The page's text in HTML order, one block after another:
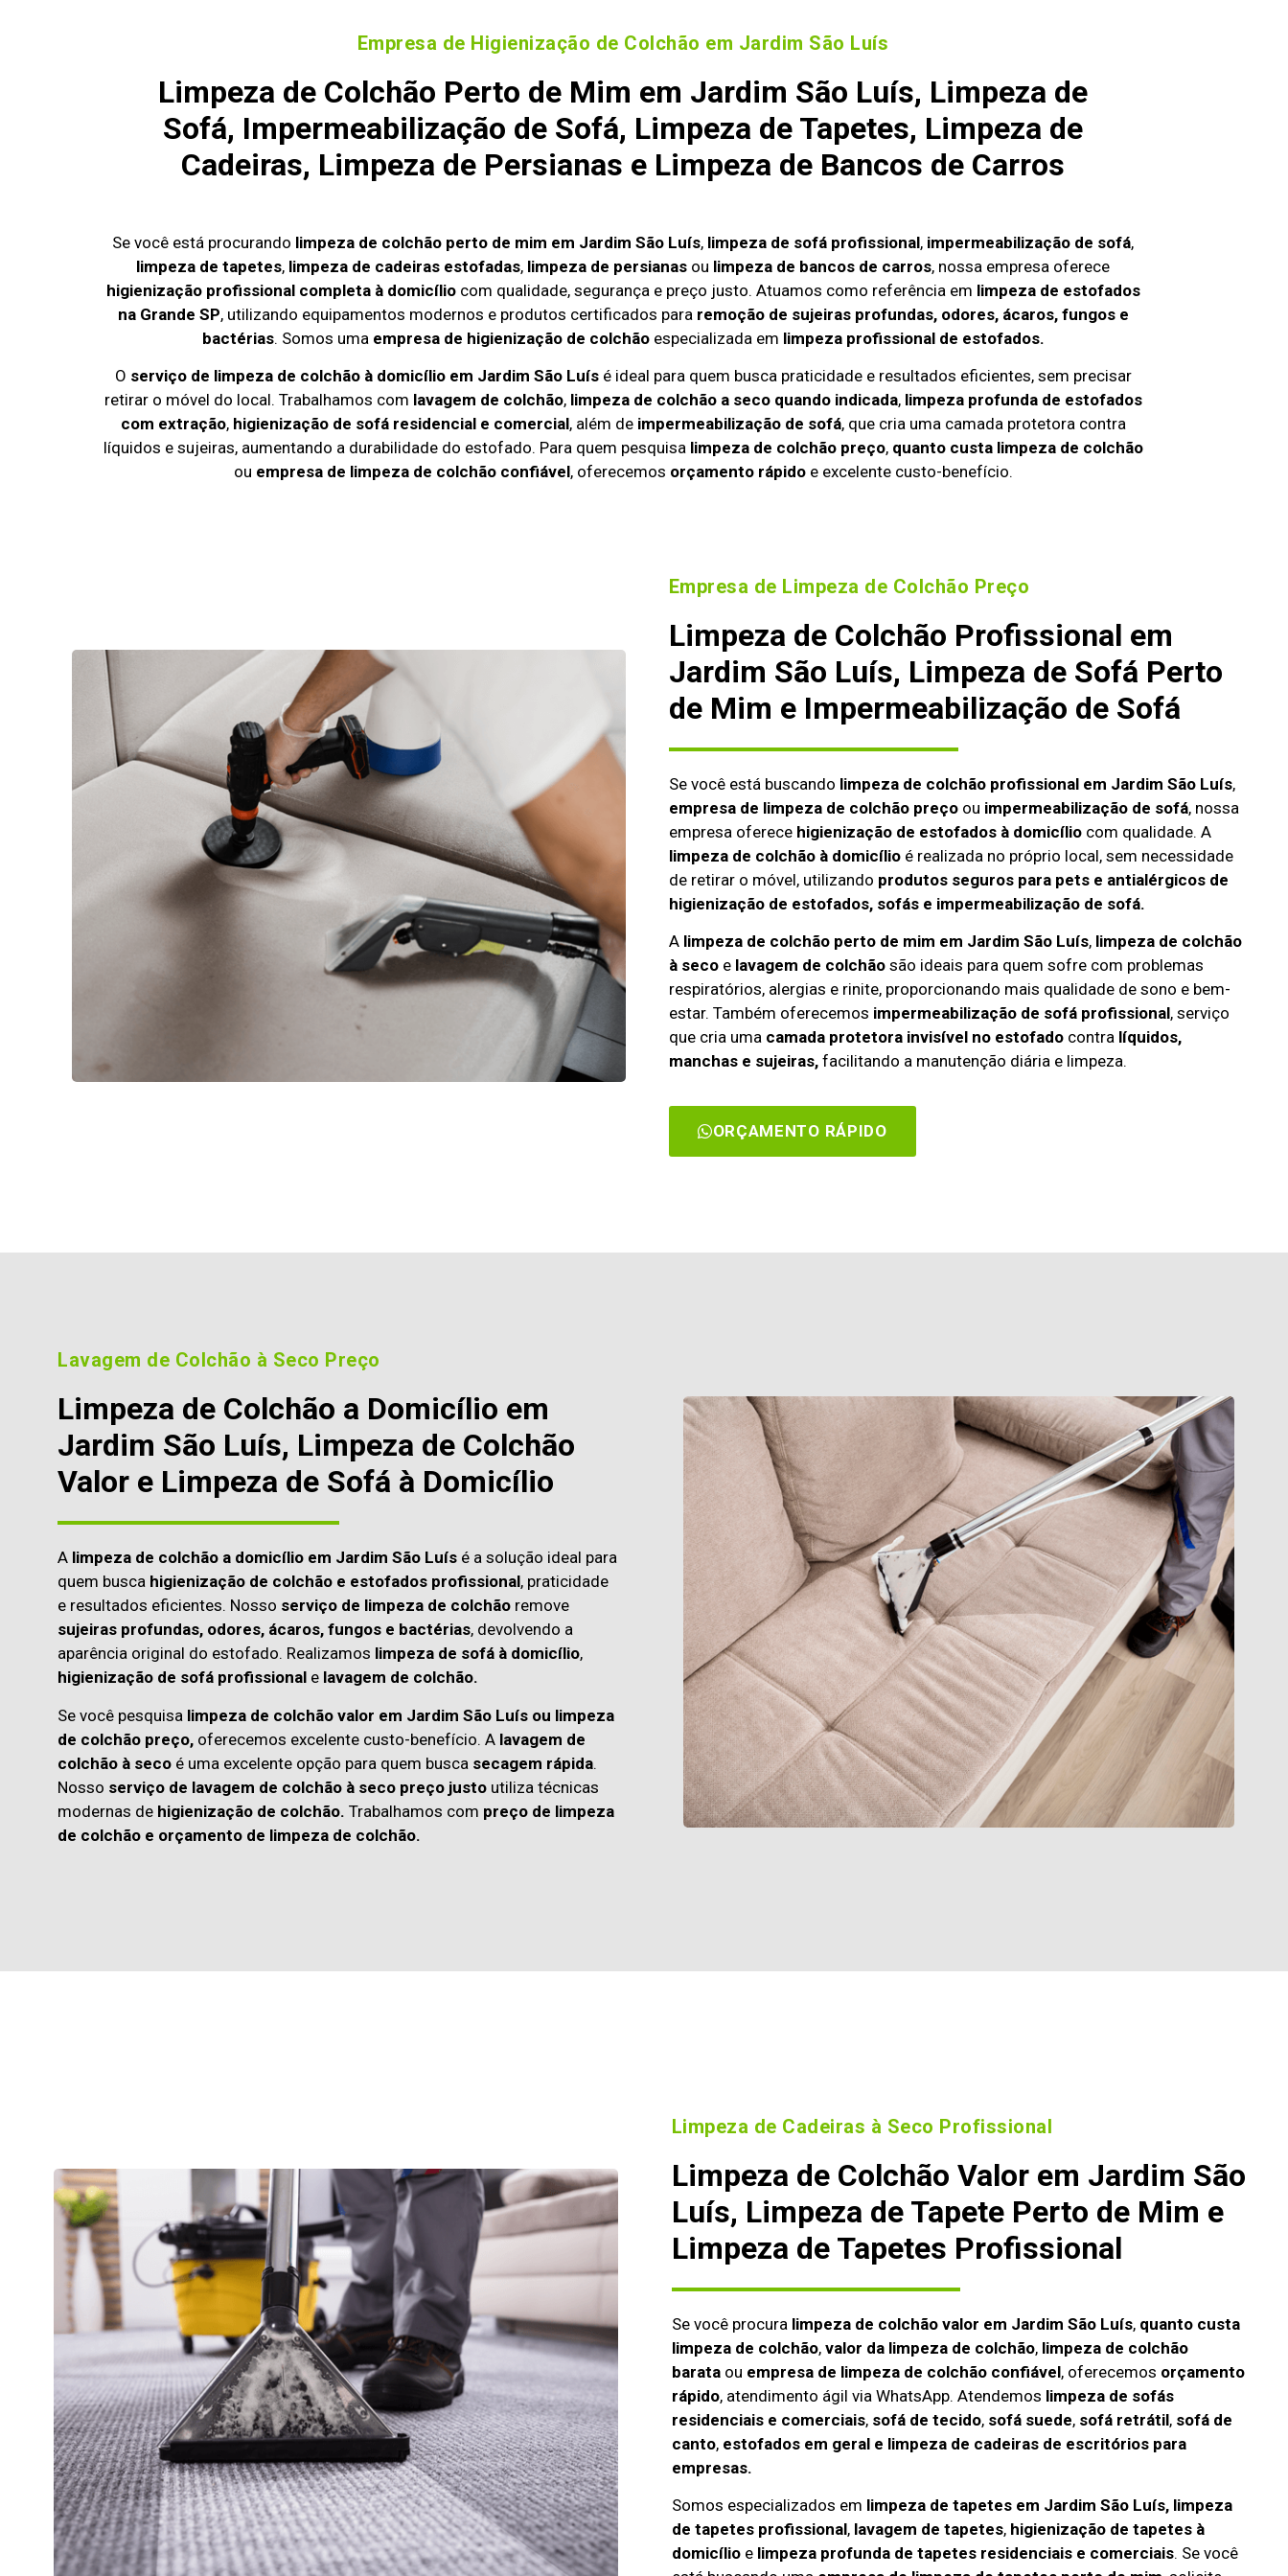
Empresa de Higienização de Colchão em Jardim São Luís
Limpeza de Colchão Perto de Mim em Jardim São Luís, Limpeza de
Sofá, Impermeabilização de Sofá, Limpeza de Tapetes, Limpeza de
Cadeiras, Limpeza de Persianas e Limpeza de Bancos de Carros
Se você está procurando limpeza de colchão perto de mim em Jardim São Luís, limpeza de sofá profissional, impermeabilização de sofá,
limpeza de tapetes, limpeza de cadeiras estofadas, limpeza de persianas ou limpeza de bancos de carros, nossa empresa oferece
higienização profissional completa à domicíliocom qualidade, segurança e preço justo. Atuamos como referência em limpeza de estofados
na Grande SP, utilizando equipamentos modernos e produtos certificados para remoção de sujeiras profundas, odores, ácaros, fungos e
bactérias. Somos uma empresa de higienização de colchãoespecializada em limpeza profissional de estofados.
O serviço de limpeza de colchão à domicílio em Jardim São Luísé ideal para quem busca praticidade e resultados eficientes, sem precisar
retirar o móvel do local. Trabalhamos com lavagem de colchão, limpeza de colchão a seco quando indicada, limpeza profunda de estofados
com extração, higienização de sofá residencial e comercial, além de impermeabilização de sofá, que cria uma camada protetora contra
líquidos e sujeiras, aumentando a durabilidade do estofado. Para quem pesquisa limpeza de colchão preço, quanto custa limpeza de colchão
ou empresa de limpeza de colchão confiável, oferecemos orçamento rápidoe excelente custo-benefício.
Empresa de Limpeza de Colchão Preço
Limpeza de Colchão Profissional em
Jardim São Luís, Limpeza de Sofá Perto
de Mim e Impermeabilização de Sofá
Se você está buscando limpeza de colchão profissional em Jardim São Luís,
empresa de limpeza de colchão preçoou impermeabilização de sofá, nossa
empresa oferece higienização de estofados à domicíliocom qualidade. A
limpeza de colchão à domicílioé realizada no próprio local, sem necessidade
de retirar o móvel, utilizando produtos seguros para pets e antialérgicos de
higienização de estofados, sofás e impermeabilização de sofá.
A limpeza de colchão perto de mim em Jardim São Luís, limpeza de colchão
à secoe lavagem de colchãosão ideais para quem sofre com problemas
respiratórios, alergias e rinite, proporcionando mais qualidade de sono e bem-
estar. Também oferecemos impermeabilização de sofá profissional, serviço
que cria uma camada protetora invisível no estofadocontra líquidos,
manchas e sujeiras,facilitando a manutenção diária e limpeza.
ORÇAMENTO RÁPIDO
Lavagem de Colchão à Seco Preço
Limpeza de Colchão a Domicílio em
Jardim São Luís, Limpeza de Colchão
Valor e Limpeza de Sofá à Domicílio
A limpeza de colchão a domicílio em Jardim São Luís é a solução ideal para
quem busca higienização de colchão e estofados profissional, praticidade
e resultados eficientes. Nosso serviço de limpeza de colchão remove
sujeiras profundas, odores, ácaros, fungos e bactérias, devolvendo a
aparência original do estofado. Realizamos limpeza de sofá à domicílio,
higienização de sofá profissional e lavagem de colchão.
Se você pesquisa limpeza de colchão valor em Jardim São Luís ou limpeza
de colchão preço, oferecemos excelente custo-benefício. A lavagem de
colchão à seco é uma excelente opção para quem busca secagem rápida.
Nosso serviço de lavagem de colchão à seco preço justo utiliza técnicas
modernas de higienização de colchão. Trabalhamos com preço de limpeza
de colchão e orçamento de limpeza de colchão.
Limpeza de Cadeiras à Seco Profissional
Limpeza de Colchão Valor em Jardim São
Luís, Limpeza de Tapete Perto de Mim e
Limpeza de Tapetes Profissional
Se você procura limpeza de colchão valor em Jardim São Luís, quanto custa
limpeza de colchão, valor da limpeza de colchão, limpeza de colchão
barataou empresa de limpeza de colchão confiável, oferecemos orçamento
rápido, atendimento ágil via WhatsApp. Atendemos limpeza de sofás
residenciais e comerciais, sofá de tecido, sofá suede, sofá retrátil, sofá de
canto, estofados em geral e limpeza de cadeiras de escritórios para
empresas.
Somos especializados em limpeza de tapetes em Jardim São Luís, limpeza
de tapetes profissional, lavagem de tapetes, higienização de tapetes à
domicílioe limpeza profunda de tapetes residenciais e comerciais. Se você